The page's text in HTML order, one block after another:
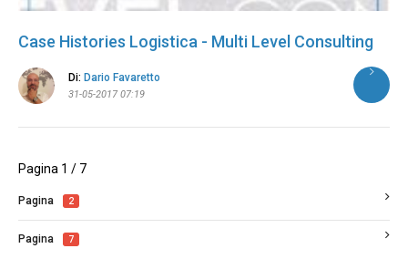
Case Histories Logistica - Multi Level Consulting
Di: Dario Favaretto
31-05-2017 07:19
Pagina 1 / 7
Pagina 2
Pagina 7